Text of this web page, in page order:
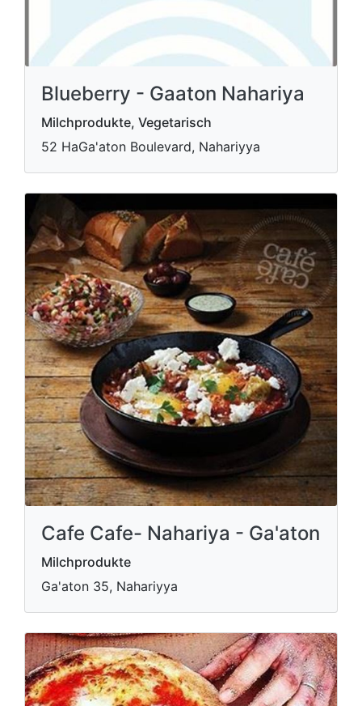
Blueberry - Gaaton Nahariya
Milchprodukte, Vegetarisch
52 HaGa'aton Boulevard, Nahariyya
Cafe Cafe- Nahariya - Ga'aton
Milchprodukte
Ga'aton 35, Nahariyya